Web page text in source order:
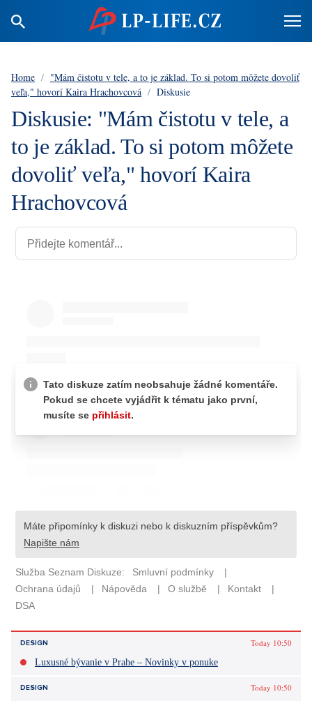
Home / "Mám čistotu v tele, a to je základ. To si potom môžete dovoliť
veľa," hovorí Kaira Hrachovcová / Diskusie
Diskusie: "Mám čistotu v tele, a
to je základ. To si potom môžete
dovoliť veľa," hovorí Kaira
Hrachovcová
DESIGN
Today 10:50
Luxusné bývanie v Prahe – Novinky v ponuke
DESIGN
Today 10:50